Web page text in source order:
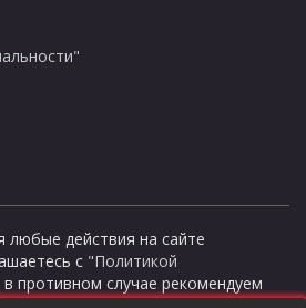
действия на сайте
с "Политикой
в противном случае рекомендуем